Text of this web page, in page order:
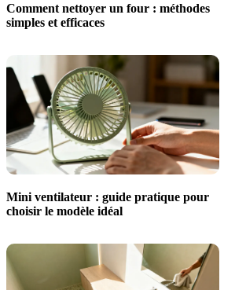
Comment nettoyer un four : méthodes
simples et efficaces
Mini ventilateur : guide pratique pour
choisir le modèle idéal